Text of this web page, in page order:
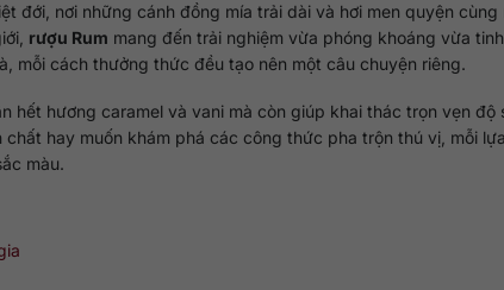
đới, nơi những cánh đồng mía trải dài và hơi men quyện cùng
rượu Rum mang đến trải nghiệm vừa phóng khoáng vừa
mỗi cách thưởng thức đều tạo nên một câu chuyện riêng.
hết hương caramel và vani mà còn giúp khai thác trọn vẹn độ
hay muốn khám phá các công thức pha trộn thú vị, mỗi
màu.